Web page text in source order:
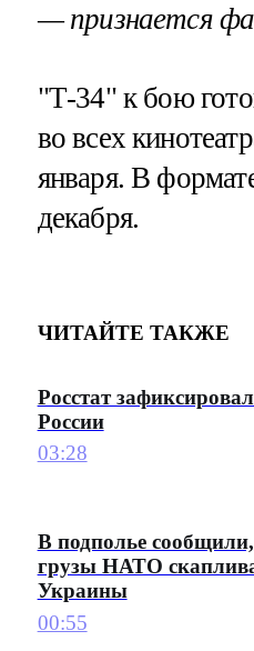
— признается
"Т-34" к бою
во всех
января. В
декабря.
ЧИТАЙТЕ ТАКЖЕ
Росстат
России
03:28
В подполье
грузы НАТО
Украины
00:55